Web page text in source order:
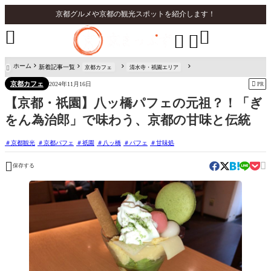
京都グルメや京都の観光スポットを紹介します！
 

 ホーム 新着記事一覧 京都カフェ 清水寺・祇園エリア
京都カフェ 2024年11月16日  PR
【京都・祇園】八ッ橋パフェの元祖？！「ぎ
をん為治郎」で味わう、京都の甘味と伝統
京都観光 京都パフェ 祇園 八ッ橋 パフェ 甘味処
 保存する 